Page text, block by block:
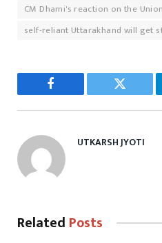
CM Dhami's reaction on the
self-reliant Uttarakhand will get
Facebook Twitter
UTKARSH JYOTI
Related Posts